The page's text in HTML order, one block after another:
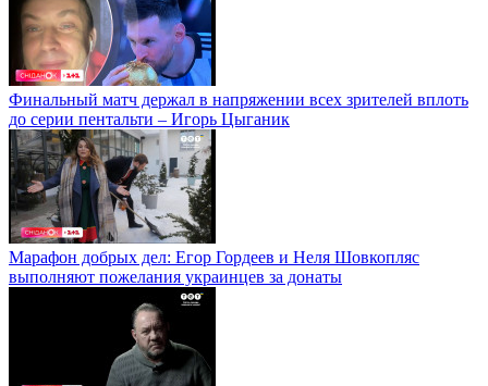
Финальный матч держал в напряжении всех зрителей вплоть
до серии пентальти – Игорь Цыганик
Марафон добрых дел: Егор Гордеев и Неля Шовкопляс
выполняют пожелания украинцев за донаты